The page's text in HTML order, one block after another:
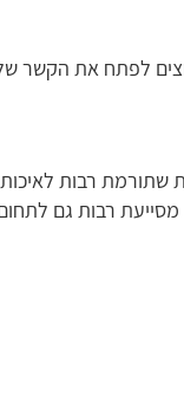
לפתח את הקשר
שתורמת רבות
רבות גם